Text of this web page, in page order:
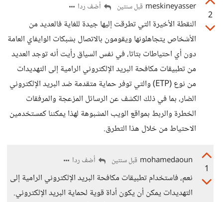
2
meskineyasser قبل سنتين أضف ردا
النقطة الأخيرة التي تطرقت إليها جيدة للغاية فالعديد من
الأشخاص يتجاهلونها ويقومون بالاتصال بشبكات الوايفاي العامة
دون أي احتياطات بتاتا، في نفس السياق رأيت أنه توجد العديد
من تطبيقات مكافحة البريد الإلكتروني الرامية إلى التهديدات
من نوع (ETP) والتي توفر حماية متقدمة ضد البريد الإلكتروني
الضار، بما في ذلك الكشف عن الرسائل المزعجة والمرفقات
الخطرة والربط بمواقع الويب المشبوهة لهذا يمكننا كمستخدمين
الاحتياط من خلال هذا التطرق.
1
mohamedaoun قبل سنتين أضف ردا
نعم، فاستخدام تطبيقات مكافحة البريد الإلكتروني الرامية إلى
التهديدات يمكن أن يكون أداة قوية لحماية البريد الإلكتروني.